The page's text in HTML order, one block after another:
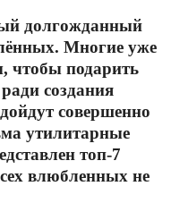
долгожданный
Многие уже
чтобы подарить
создания
совершенно
утилитарные
топ-7
влюбленных не